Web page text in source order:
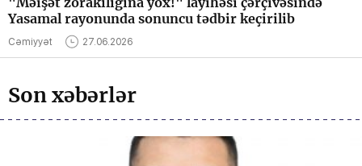
Yasamal rayonunda sonuncu tədbir keçirilib
Cəmiyyət 27.06.2026
Son xəbərlər